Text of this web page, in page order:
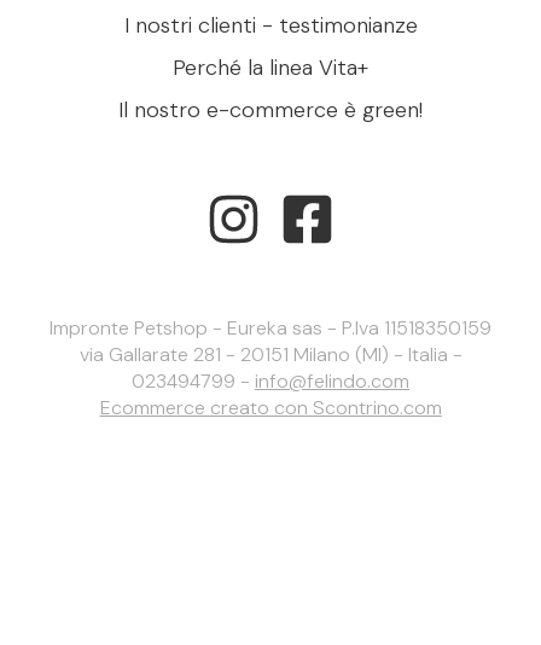
I nostri clienti - testimonianze
Perché la linea Vita+
Il nostro e-commerce è green!
Impronte Petshop - Eureka sas - P.Iva 11518350159
via Gallarate 281 - 20151 Milano (MI) - Italia -
023494799 - info@felindo.com
Ecommerce creato con Scontrino.com